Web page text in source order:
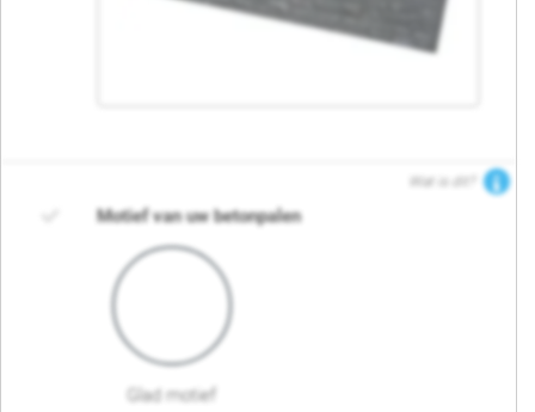
Wat is dit?
Motief van uw betonpalen
Glad motief